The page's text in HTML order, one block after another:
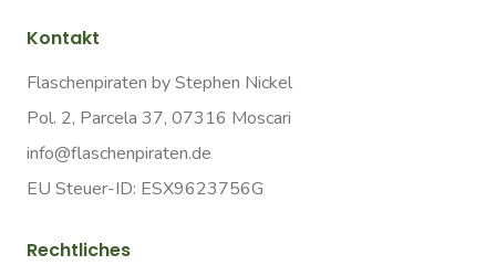
Kontakt
Flaschenpiraten by Stephen Nickel
Pol. 2, Parcela 37, 07316 Moscari
info@flaschenpiraten.de
EU Steuer-ID: ESX9623756G
Rechtliches